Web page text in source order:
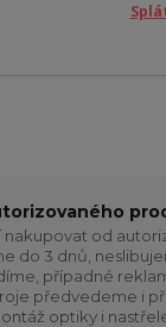
nakupovat od
do 3 dnů,
případné
předvedeme i
optiky i